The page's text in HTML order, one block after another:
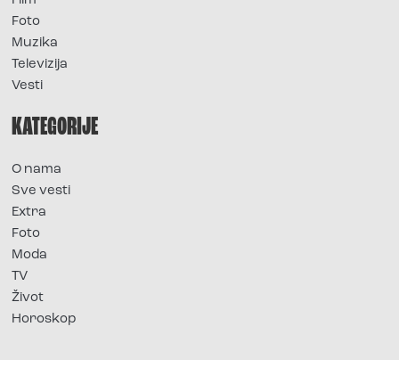
Foto
Muzika
Televizija
Vesti
KATEGORIJE
O nama
Sve vesti
Extra
Foto
Moda
TV
Život
Horoskop